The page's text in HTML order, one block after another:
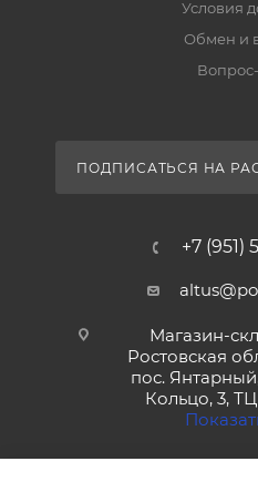
Условия
Обмен и
ПОДПИСАТЬСЯ НА
+7 (951)
Магазин-
Ростовская
пос.
Кольцо, 3, ТЦ